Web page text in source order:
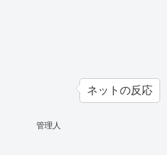
管理人
ネットの反応